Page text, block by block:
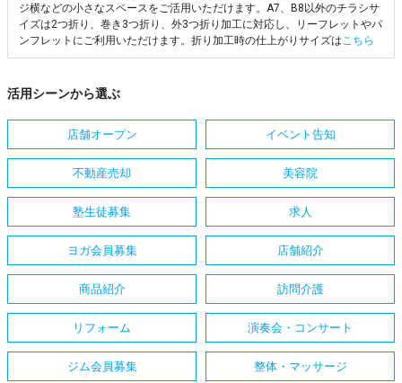
ジ横などの小さなスペースをご活用いただけます。A7、B8以外のチラシサ
イズは2つ折り、巻き3つ折り、外3つ折り加工に対応し、リーフレットやパ
ンフレットにご利用いただけます。折り加工時の仕上がりサイズはこちら
活用シーンから選ぶ
店舗オープン イベント告知
不動産売却 美容院
塾生徒募集 求人
ヨガ会員募集 店舗紹介
商品紹介 訪問介護
リフォーム 演奏会・コンサート
ジム会員募集 整体・マッサージ